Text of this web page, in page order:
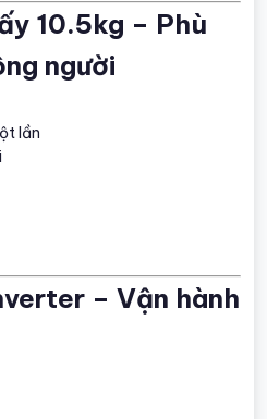
10.5kg – Phù
người
lần
– Vận hành